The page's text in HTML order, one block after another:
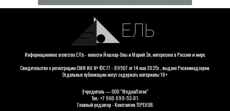
ЕЛЬ
Информационное агентство ЕЛЬ - новости Йошкар-Олы и Марий Эл, интересное в России и мире.
Свидетельство о регистрации СМИ ИА № ФС 77 - 89507 от 14 мая 2025г., выдано Роскомнадзором.
Отдельные публикации могут содержать материалы 18+
Учредитель — ООО "МедиаПоток"
Тел.: +7 960 099-53-81.
Главный редактор - Константин ТЕРЕХОВ.